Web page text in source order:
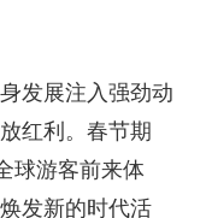
发展注入强劲动
红利。春节期
球游客前来体
发新的时代活